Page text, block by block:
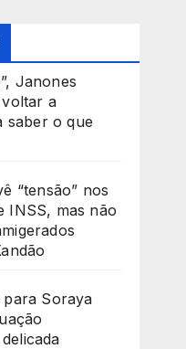
Janones
voltar a
saber o que
“tensão” nos
INSS, mas não
para Soraya